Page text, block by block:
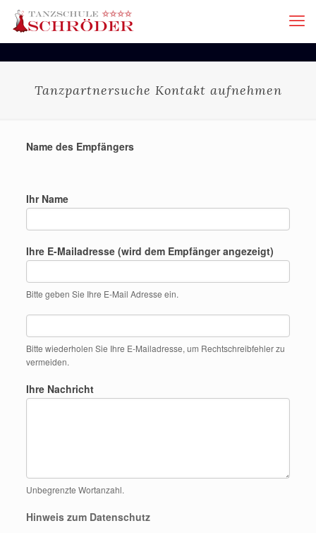
Tanzpartnersuche Kontakt aufnehmen
Name des Empfängers
Ihr Name
Ihre E-Mailadresse (wird dem Empfänger angezeigt)
Bitte geben Sie Ihre E-Mail Adresse ein.
Bitte wiederholen Sie Ihre E-Mailadresse, um Rechtschreibfehler zu
vermeiden.
Ihre Nachricht
Unbegrenzte Wortanzahl.
Hinweis zum Datenschutz